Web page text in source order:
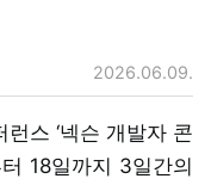
2026.06.09.
스 ‘넥슨 개발자 콘
18일까지 3일간의